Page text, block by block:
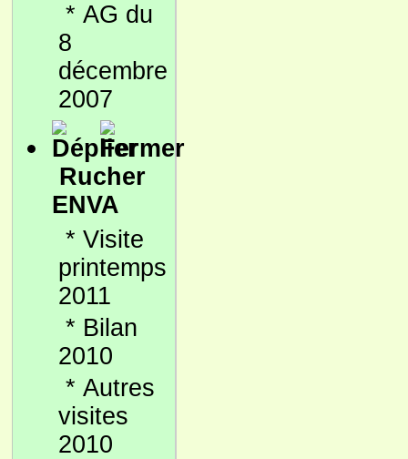
* AG du
8
décembre
2007
Rucher
ENVA
* Visite
printemps
2011
* Bilan
2010
* Autres
visites
2010